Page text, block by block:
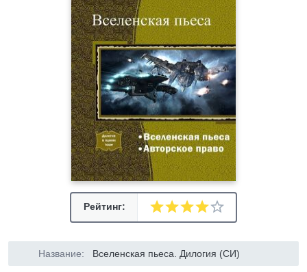
Рейтинг:
Название: Вселенская пьеса. Дилогия (СИ)